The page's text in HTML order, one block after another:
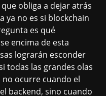
obliga a dejar atrás
ya no es si blockchain
es qué
encima de esta
lograrán esconder
todas las grandes olas
ocurre cuando el
backend, sino cuando